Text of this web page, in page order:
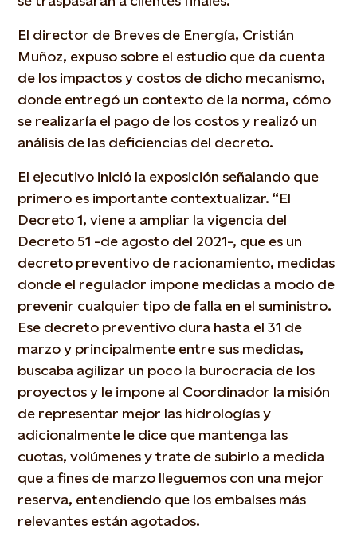
El director de Breves de Energía, Cristián
Muñoz, expuso sobre el estudio que da cuenta
de los impactos y costos de dicho mecanismo,
donde entregó un contexto de la norma, cómo
se realizaría el pago de los costos y realizó un
análisis de las deficiencias del decreto.
El ejecutivo inició la exposición señalando que
primero es importante contextualizar. “El
Decreto 1, viene a ampliar la vigencia del
Decreto 51 -de agosto del 2021-, que es un
decreto preventivo de racionamiento, medidas
donde el regulador impone medidas a modo de
prevenir cualquier tipo de falla en el suministro.
Ese decreto preventivo dura hasta el 31 de
marzo y principalmente entre sus medidas,
buscaba agilizar un poco la burocracia de los
proyectos y le impone al Coordinador la misión
de representar mejor las hidrologías y
adicionalmente le dice que mantenga las
cuotas, volúmenes y trate de subirlo a medida
que a fines de marzo lleguemos con una mejor
reserva, entendiendo que los embalses más
relevantes están agotados.